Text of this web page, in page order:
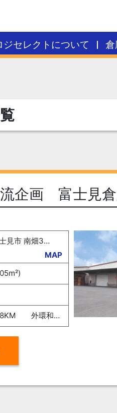
ジセレクトについて
企画 富士見
〒3540004 埼玉県 富士見市 南畑302-6
MAP
関越自動車道 所沢IC8KM 外環和光北 6.5KM